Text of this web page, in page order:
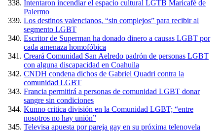
Intentaron incendiar el espacio cultural LGTB Maricafé de
Palermo
Los destinos valencianos, “sin complejos” para recibir al
segmento LGBT
Escritor de Superman ha donado dinero a causas LGBT por
cada amenaza homofóbica
Creará Comunidad San Aelredo padrón de personas LGBT
con alguna discapacidad en Coahuila
CNDH condena dichos de Gabriel Quadri contra la
comunidad LGBT
Francia permitirá a personas de comunidad LGBT donar
sangre sin condiciones
Kunno critica división en la Comunidad LGBT; “entre
nosotros no hay unión”
Televisa apuesta por pareja gay en su próxima telenovela